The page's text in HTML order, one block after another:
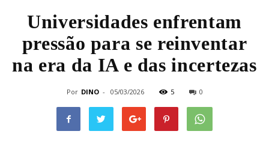
Universidades enfrentam
pressão para se reinventar
na era da IA e das incertezas
Por DINO - 05/03/2026 5 0